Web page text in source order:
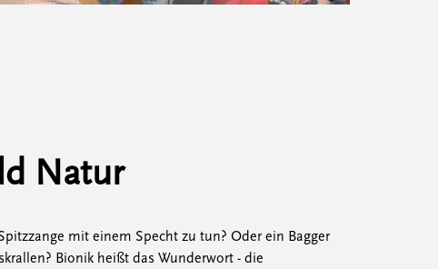
Natur
mit einem Specht zu tun? Oder ein Bagger
Bionik heißt das Wunderwort - die